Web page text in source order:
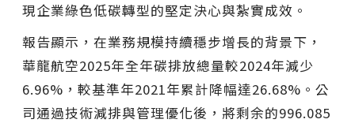
現企業綠色低碳轉型的堅定決心與紮實成效。
報告顯示，在業務規模持續穩步增長的背景下，
華龍航空2025年全年碳排放總量較2024年減少
6.96%，較基準年2021年累計降幅達26.68%。公
司通過技術減排與管理優化後，將剩余的996.085